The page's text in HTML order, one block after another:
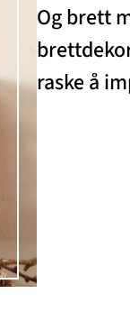
Og brett
raske å